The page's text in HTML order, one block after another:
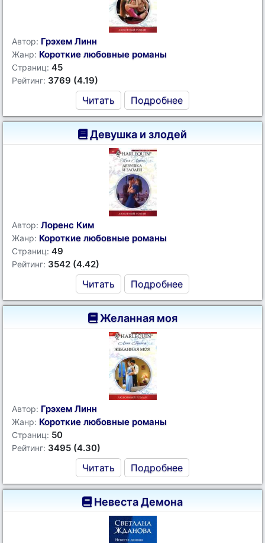
Автор: Грэхем Линн
Жанр: Короткие любовные романы
Страниц: 45
Рейтинг: 3769 (4.19)
Читать Подробнее
Девушка и злодей
Автор: Лоренс Ким
Жанр: Короткие любовные романы
Страниц: 49
Рейтинг: 3542 (4.42)
Читать Подробнее
Желанная моя
Автор: Грэхем Линн
Жанр: Короткие любовные романы
Страниц: 50
Рейтинг: 3495 (4.30)
Читать Подробнее
Невеста Демона